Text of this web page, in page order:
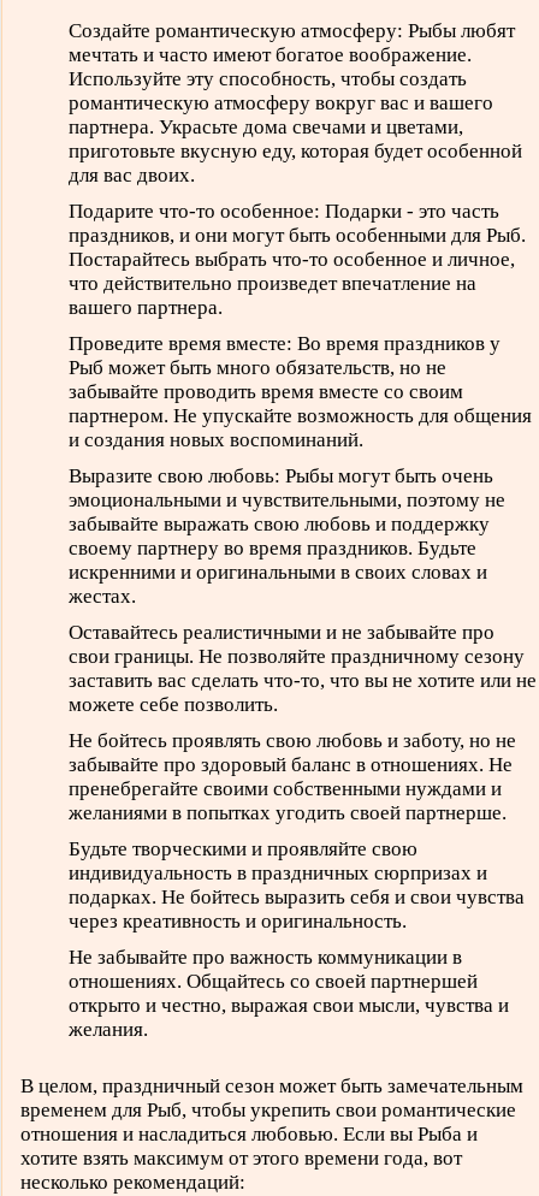
Создайте романтическую атмосферу: Рыбы любят
мечтать и часто имеют богатое воображение.
Используйте эту способность, чтобы создать
романтическую атмосферу вокруг вас и вашего
партнера. Украсьте дома свечами и цветами,
приготовьте вкусную еду, которая будет особенной
для вас двоих.
Подарите что-то особенное: Подарки - это часть
праздников, и они могут быть особенными для Рыб.
Постарайтесь выбрать что-то особенное и личное,
что действительно произведет впечатление на
вашего партнера.
Проведите время вместе: Во время праздников у
Рыб может быть много обязательств, но не
забывайте проводить время вместе со своим
партнером. Не упускайте возможность для общения
и создания новых воспоминаний.
Выразите свою любовь: Рыбы могут быть очень
эмоциональными и чувствительными, поэтому не
забывайте выражать свою любовь и поддержку
своему партнеру во время праздников. Будьте
искренними и оригинальными в своих словах и
жестах.
Оставайтесь реалистичными и не забывайте про
свои границы. Не позволяйте праздничному сезону
заставить вас сделать что-то, что вы не хотите или не
можете себе позволить.
Не бойтесь проявлять свою любовь и заботу, но не
забывайте про здоровый баланс в отношениях. Не
пренебрегайте своими собственными нуждами и
желаниями в попытках угодить своей партнерше.
Будьте творческими и проявляйте свою
индивидуальность в праздничных сюрпризах и
подарках. Не бойтесь выразить себя и свои чувства
через креативность и оригинальность.
Не забывайте про важность коммуникации в
отношениях. Общайтесь со своей партнершей
открыто и честно, выражая свои мысли, чувства и
желания.
В целом, праздничный сезон может быть замечательным
временем для Рыб, чтобы укрепить свои романтические
отношения и насладиться любовью. Если вы Рыба и
хотите взять максимум от этого времени года, вот
несколько рекомендаций: